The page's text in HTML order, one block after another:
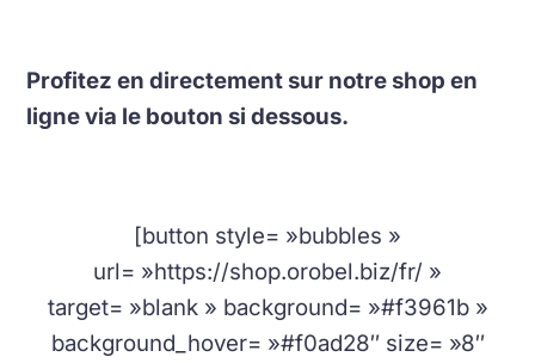
Profitez en directement sur notre shop en
ligne via le bouton si dessous.
[button style= »bubbles »
url= »https://shop.orobel.biz/fr/ »
target= »blank » background= »#f3961b »
background_hover= »#f0ad28″ size= »8″